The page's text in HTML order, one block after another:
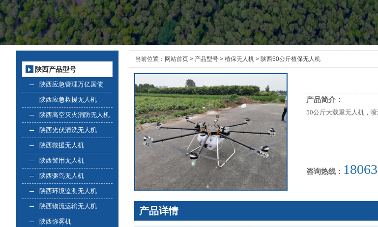
陕西产品型号
陕西应急管理万亿国债无人机
陕西应急救援无人机
陕西高空灭火消防无人机
陕西光伏清洗无人机
陕西救援无人机
陕西警用无人机
陕西驱鸟无人机
陕西环境监测无人机
陕西物流运输无人机
陕西弥雾机
当前位置： 网站首页 > 产品型号 > 植保无人机 > 陕西50公斤植保无人机
产品简介：
50公斤大载重无人机，
咨询热线：
产品详情